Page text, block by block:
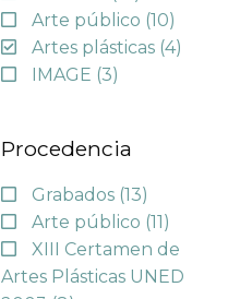
Arte público (10)
Artes plásticas (4)
IMAGE (3)
Procedencia
Grabados (13)
Arte público (11)
XIII Certamen de
Artes Plásticas UNED